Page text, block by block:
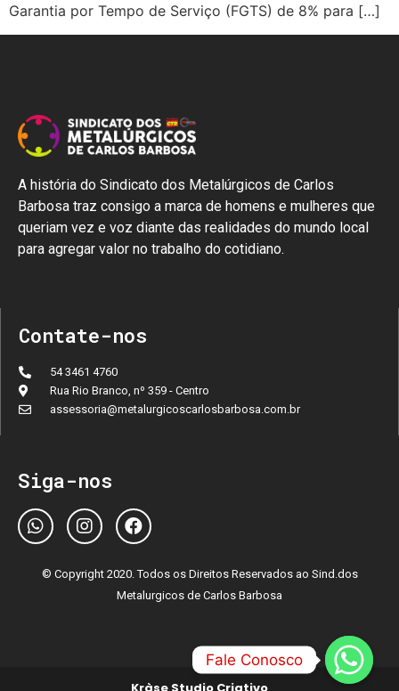
Garantia por Tempo de Serviço (FGTS) de 8% para […]
A história do Sindicato dos Metalúrgicos de Carlos
Barbosa traz consigo a marca de homens e mulheres que
queriam vez e voz diante das realidades do mundo local
para agregar valor no trabalho do cotidiano.
Contate-nos
54 3461 4760
Rua Rio Branco, nº 359 - Centro
assessoria@metalurgicoscarlosbarbosa.com.br
Siga-nos
© Copyright 2020. Todos os Direitos Reservados ao Sind.dos
Metalurgicos de Carlos Barbosa
Fale Conosco